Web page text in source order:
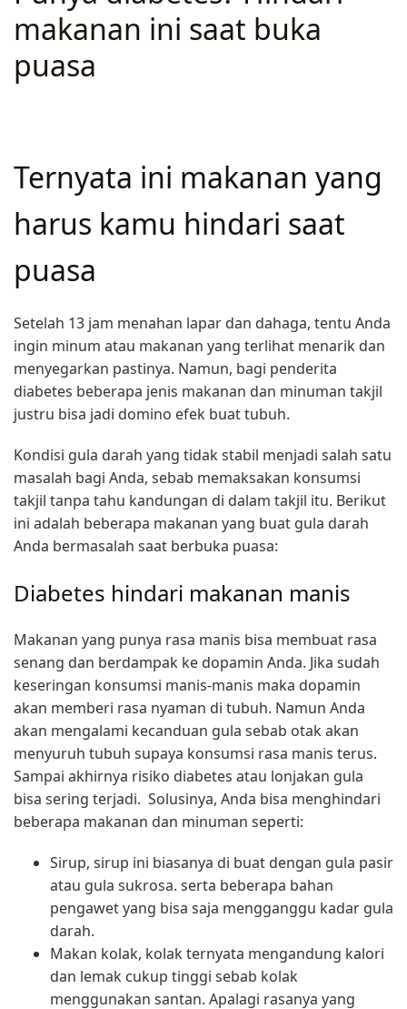
makanan ini saat buka
puasa
Ternyata ini makanan yang
harus kamu hindari saat
puasa
Setelah 13 jam menahan lapar dan dahaga, tentu Anda
ingin minum atau makanan yang terlihat menarik dan
menyegarkan pastinya. Namun, bagi penderita
diabetes beberapa jenis makanan dan minuman takjil
justru bisa jadi domino efek buat tubuh.
Kondisi gula darah yang tidak stabil menjadi salah satu
masalah bagi Anda, sebab memaksakan konsumsi
takjil tanpa tahu kandungan di dalam takjil itu. Berikut
ini adalah beberapa makanan yang buat gula darah
Anda bermasalah saat berbuka puasa:
Diabetes hindari makanan manis
Makanan yang punya rasa manis bisa membuat rasa
senang dan berdampak ke dopamin Anda. Jika sudah
keseringan konsumsi manis-manis maka dopamin
akan memberi rasa nyaman di tubuh. Namun Anda
akan mengalami kecanduan gula sebab otak akan
menyuruh tubuh supaya konsumsi rasa manis terus.
Sampai akhirnya risiko diabetes atau lonjakan gula
bisa sering terjadi. Solusinya, Anda bisa menghindari
beberapa makanan dan minuman seperti:
Sirup, sirup ini biasanya di buat dengan gula pasir
atau gula sukrosa. serta beberapa bahan
pengawet yang bisa saja mengganggu kadar gula
darah.
Makan kolak, kolak ternyata mengandung kalori
dan lemak cukup tinggi sebab kolak
menggunakan santan. Apalagi rasanya yang